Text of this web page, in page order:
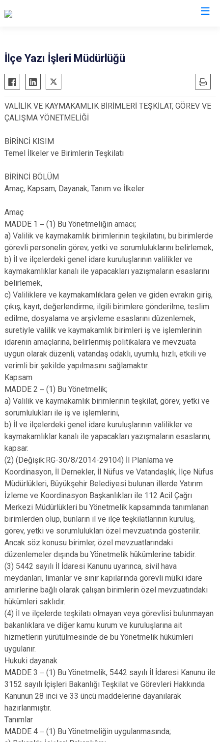
Başmakçı
Bayat
Bolvadin
Çay
Çobanlar
Dazkırı
Emirdağ
İscehisar
Şuhut
Sinanpaşa
İlçe Yazı İşleri Müdürlüğü
VALİLİK VE KAYMAKAMLIK BİRİMLERİ TEŞKİLAT, GÖREV VE
ÇALIŞMA YÖNETMELİĞİ
BİRİNCİ KISIM
Temel İlkeler ve Birimlerin Teşkilatı
BİRİNCİ BÖLÜM
Amaç, Kapsam, Dayanak, Tanım ve İlkeler
Amaç
MADDE 1 ‒ (1) Bu Yönetmeliğin amacı;
a) Valilik ve kaymakamlık birimlerinin teşkilatını, bu birimlerde
görevli personelin görev, yetki ve sorumluluklarını belirlemek,
b) İl ve ilçelerdeki genel idare kuruluşlarının valilikler ve
kaymakamlıklar kanalı ile yapacakları yazışmaların esaslarını
belirlemek,
c) Valiliklere ve kaymakamlıklara gelen ve giden evrakın giriş,
çıkış, kayıt, değerlendirme, ilgili birimlere gönderilme, teslim
edilme, dosyalama ve arşivleme esaslarını düzenlemek,
suretiyle valilik ve kaymakamlık birimleri iş ve işlemlerinin
idarenin amaçlarına, belirlenmiş politikalara ve mevzuata
uygun olarak düzenli, vatandaş odaklı, uyumlu, hızlı, etkili ve
verimli bir şekilde yapılmasını sağlamaktır.
Kapsam
MADDE 2 ‒ (1) Bu Yönetmelik;
a) Valilik ve kaymakamlık birimlerinin teşkilat, görev, yetki ve
sorumlulukları ile iş ve işlemlerini,
b) İl ve ilçelerdeki genel idare kuruluşlarının valilikler ve
kaymakamlıklar kanalı ile yapacakları yazışmaların esaslarını,
kapsar.
(2) (Değişik:RG-30/8/2014-29104) İl Planlama ve
Koordinasyon, İl Dernekler, İl Nüfus ve Vatandaşlık, İlçe Nüfus
Müdürlükleri, Büyükşehir Belediyesi bulunan illerde Yatırım
İzleme ve Koordinasyon Başkanlıkları ile 112 Acil Çağrı
Merkezi Müdürlükleri bu Yönetmelik kapsamında tanımlanan
birimlerden olup, bunların il ve ilçe teşkilatlarının kuruluş,
görev, yetki ve sorumlulukları özel mevzuatında gösterilir.
Ancak söz konusu birimler, özel mevzuatlarındaki
düzenlemeler dışında bu Yönetmelik hükümlerine tabidir.
(3) 5442 sayılı İl İdaresi Kanunu uyarınca, sivil hava
meydanları, limanlar ve sınır kapılarında görevli mülki idare
amirlerine bağlı olarak çalışan birimlerin özel mevzuatındaki
hükümleri saklıdır.
(4) İl ve ilçelerde teşkilatı olmayan veya görevlisi bulunmayan
bakanlıklara ve diğer kamu kurum ve kuruluşlarına ait
hizmetlerin yürütülmesinde de bu Yönetmelik hükümleri
uygulanır.
Hukuki dayanak
MADDE 3 ‒ (1) Bu Yönetmelik, 5442 sayılı İl İdaresi Kanunu ile
3152 sayılı İçişleri Bakanlığı Teşkilat ve Görevleri Hakkında
Kanunun 28 inci ve 33 üncü maddelerine dayanılarak
hazırlanmıştır.
Tanımlar
MADDE 4 ‒ (1) Bu Yönetmeliğin uygulanmasında;